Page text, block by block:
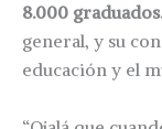
8.000 graduados.
general, y su
educación y el